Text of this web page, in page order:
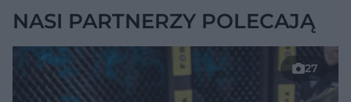
NASI PARTNERZY POLECAJĄ
27